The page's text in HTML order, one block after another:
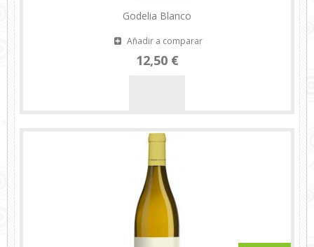
Godelia Blanco
Añadir a comparar
12,50 €